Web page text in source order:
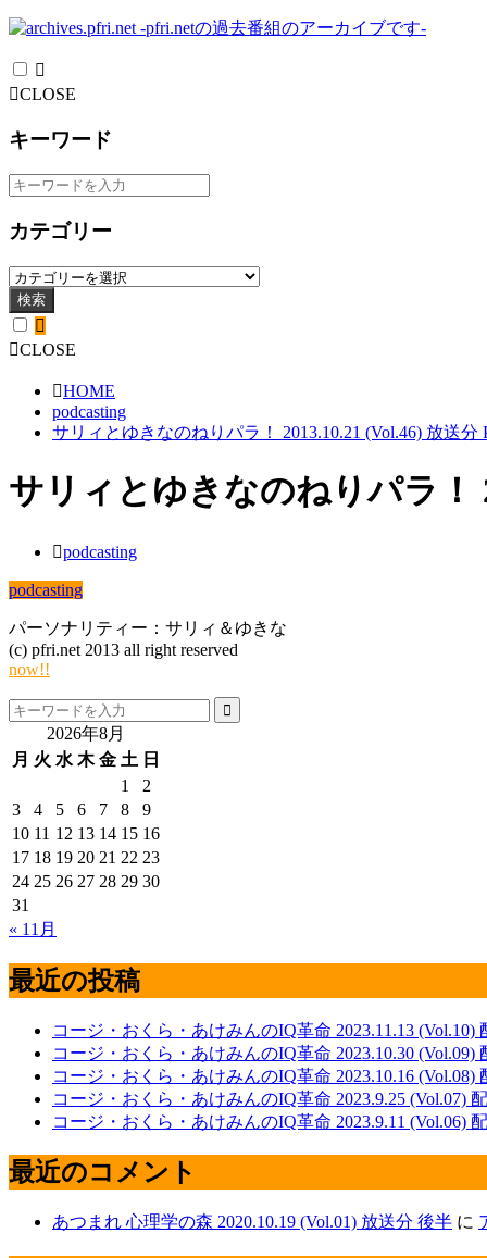
CLOSE
キーワード
カテゴリー
検索
CLOSE
HOME
podcasting
サリィとゆきなのねりパラ！ 2013.10.21 (Vol.46) 放送分
サリィとゆきなのねりパラ！
podcasting
podcasting
パーソナリティー：サリィ＆ゆきな
(c) pfri.net 2013 all right reserved
now!!
2026年8月
月 火 水 木 金 土 日
1
2
3
4 5 6 7 8
9
10 11 12 13 14 15 16
17 18 19 20 21 22 23
24 25 26 27 28 29 30
31
« 11月
最近の投稿
コージ・おくら・あけみんのIQ革命 2023.11.13 (Vol.10)
コージ・おくら・あけみんのIQ革命 2023.10.30 (Vol.09)
コージ・おくら・あけみんのIQ革命 2023.10.16 (Vol.08)
コージ・おくら・あけみんのIQ革命 2023.9.25 (Vol.07)
コージ・おくら・あけみんのIQ革命 2023.9.11 (Vol.06)
最近のコメント
あつまれ 心理学の森 2020.10.19 (Vol.01) 放送分 後半 に